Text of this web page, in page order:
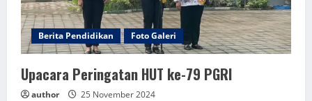
Berita Pendidikan Foto Galeri
Upacara Peringatan HUT ke-79 PGRI
author 25 November 2024